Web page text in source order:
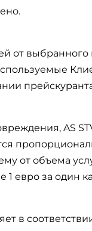
от выбранного
прейскуранта
AS
от объема
1 евро за один
в